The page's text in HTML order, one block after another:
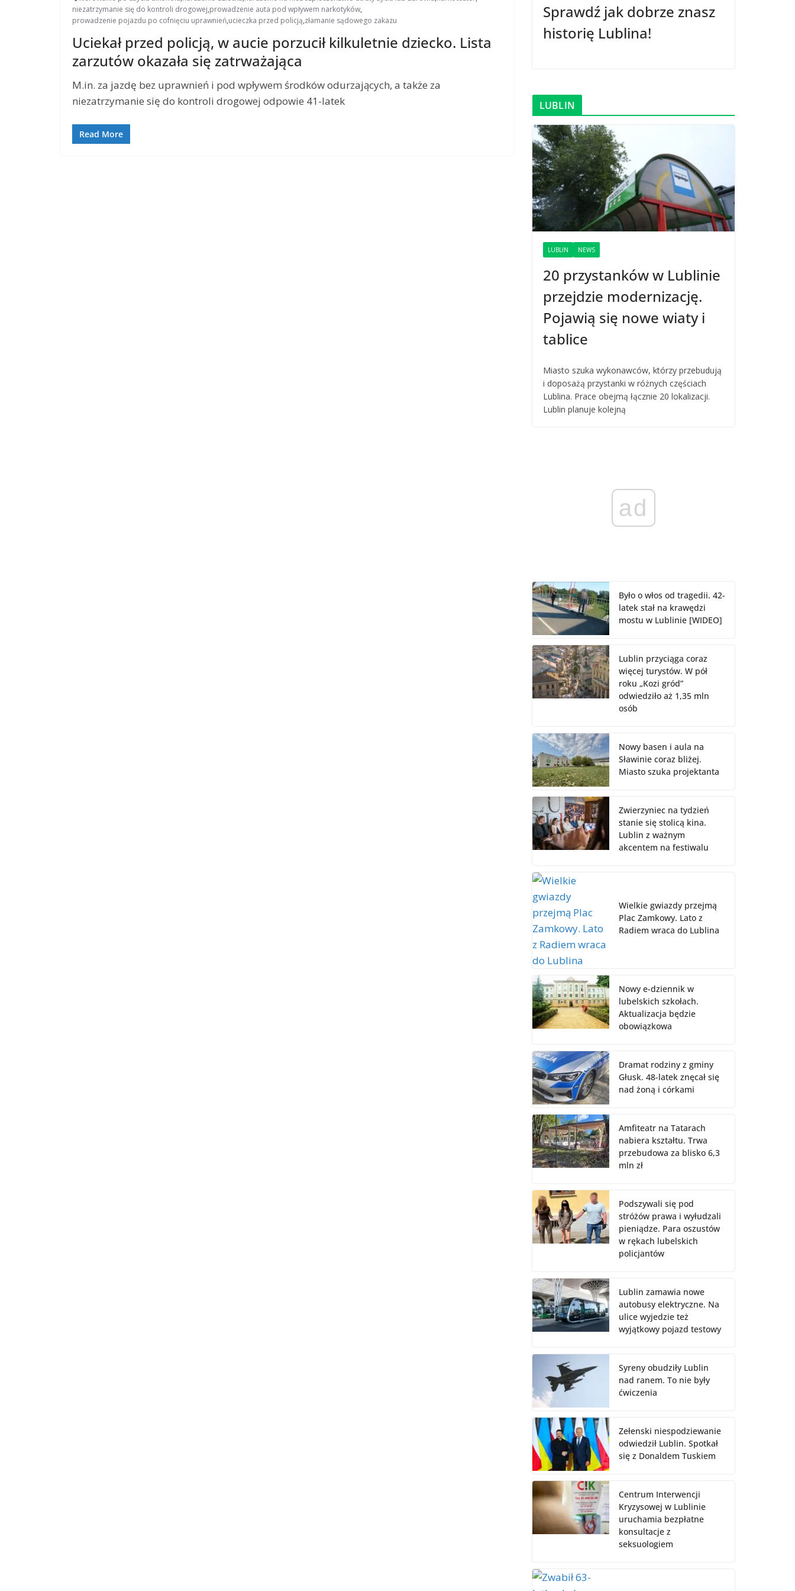
niezatrzymanie się do kontroli drogowej,prowadzenie auta pod wpływem narkotyków,
prowadzenie pojazdu po cofnięciu uprawnień,ucieczka przed policją,złamanie sądowego zakazu
Uciekał przed policją, w aucie porzucił kilkuletnie dziecko. Lista
zarzutów okazała się zatrważająca
M.in. za jazdę bez uprawnień i pod wpływem środków odurzających, a także za
niezatrzymanie się do kontroli drogowej odpowie 41-latek
Read More
Sprawdź jak dobrze znasz
historię Lublina!
LUBLIN
LUBLIN NEWS
20 przystanków w Lublinie
przejdzie modernizację.
Pojawią się nowe wiaty i
tablice
Miasto szuka wykonawców, którzy przebudują
i doposażą przystanki w różnych częściach
Lublina. Prace obejmą łącznie 20 lokalizacji.
Lublin planuje kolejną
ad
Było o włos od tragedii. 42-
latek stał na krawędzi
mostu w Lublinie [WIDEO]
Lublin przyciąga coraz
więcej turystów. W pół
roku „Kozi gród”
odwiedziło aż 1,35 mln
osób
Nowy basen i aula na
Sławinie coraz bliżej.
Miasto szuka projektanta
Zwierzyniec na tydzień
stanie się stolicą kina.
Lublin z ważnym
akcentem na festiwalu
Wielkie gwiazdy przejmą
Plac Zamkowy. Lato z
Radiem wraca do Lublina
Nowy e-dziennik w
lubelskich szkołach.
Aktualizacja będzie
obowiązkowa
Dramat rodziny z gminy
Głusk. 48-latek znęcał się
nad żoną i córkami
Amfiteatr na Tatarach
nabiera kształtu. Trwa
przebudowa za blisko 6,3
mln zł
Podszywali się pod
stróżów prawa i wyłudzali
pieniądze. Para oszustów
w rękach lubelskich
policjantów
Lublin zamawia nowe
autobusy elektryczne. Na
ulice wyjedzie też
wyjątkowy pojazd testowy
Syreny obudziły Lublin
nad ranem. To nie były
ćwiczenia
Zełenski niespodziewanie
odwiedził Lublin. Spotkał
się z Donaldem Tuskiem
Centrum Interwencji
Kryzysowej w Lublinie
uruchamia bezpłatne
konsultacje z
seksuologiem